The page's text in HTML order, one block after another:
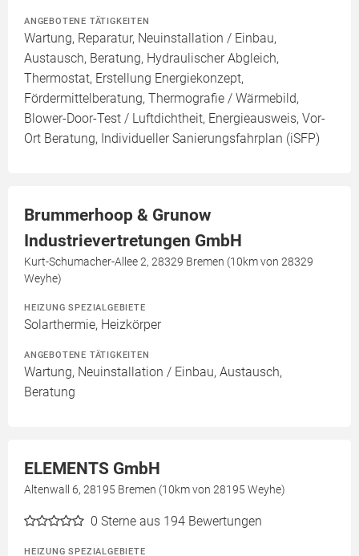
ANGEBOTENE TÄTIGKEITEN
Wartung, Reparatur, Neuinstallation / Einbau,
Austausch, Beratung, Hydraulischer Abgleich,
Thermostat, Erstellung Energiekonzept,
Fördermittelberatung, Thermografie / Wärmebild,
Blower-Door-Test / Luftdichtheit, Energieausweis, Vor-
Ort Beratung, Individueller Sanierungsfahrplan (iSFP)
Brummerhoop & Grunow
Industrievertretungen GmbH
Kurt-Schumacher-Allee 2, 28329 Bremen (10km von 28329
Weyhe)
HEIZUNG SPEZIALGEBIETE
Solarthermie, Heizkörper
ANGEBOTENE TÄTIGKEITEN
Wartung, Neuinstallation / Einbau, Austausch,
Beratung
ELEMENTS GmbH
Altenwall 6, 28195 Bremen (10km von 28195 Weyhe)
0 Sterne aus 194 Bewertungen
HEIZUNG SPEZIALGEBIETE